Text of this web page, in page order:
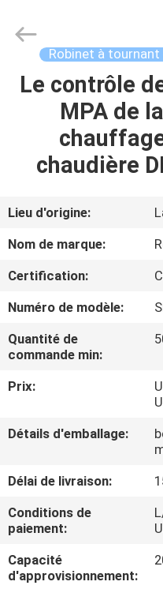
MAISON
PRODUITS
SUJET
DE
NOUS
VISITE
D'USINE
CONTRÔLE
QUALITÉ
NOUS
NOUVELLES
Technology
Rights
Reserved.
Robinet à
Le contrôle
MPA de
chaudière
Lieu d'origine:
Nom de marque:
Certification:
Numéro de modèle:
Quantité de
commande min:
Prix:
Détails d'emballage:
Délai de livraison:
Conditions de
paiement:
Capacité
d'approvisionnement: